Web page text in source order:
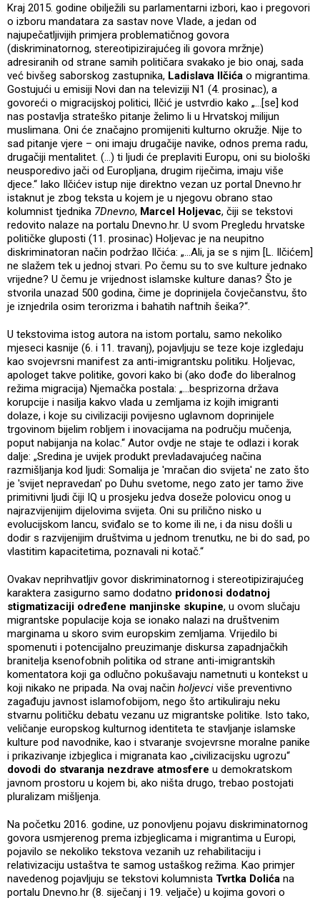
Kraj 2015. godine obilježili su parlamentarni izbori, kao i pregovori
o izboru mandatara za sastav nove Vlade, a jedan od
najupečatljivijih primjera problematičnog govora
(diskriminatornog, stereotipizirajućeg ili govora mržnje)
adresiranih od strane samih političara svakako je bio onaj, sada
već bivšeg saborskog zastupnika, Ladislava Ilčića o migrantima.
Gostujući u emisiji Novi dan na televiziji N1 (4. prosinac), a
govoreći o migracijskoj politici, Ilčić je ustvrdio kako „…[se] kod
nas postavlja strateško pitanje želimo li u Hrvatskoj milijun
muslimana. Oni će značajno promijeniti kulturno okružje. Nije to
sad pitanje vjere – oni imaju drugačije navike, odnos prema radu,
drugačiji mentalitet. (…) ti ljudi će preplaviti Europu, oni su biološki
neusporedivo jači od Europljana, drugim riječima, imaju više
djece.“ Iako Ilčićev istup nije direktno vezan uz portal Dnevno.hr
istaknut je zbog teksta u kojem je u njegovu obrano stao
kolumnist tjednika 7Dnevno, Marcel Holjevac, čiji se tekstovi
redovito nalaze na portalu Dnevno.hr. U svom Pregledu hrvatske
političke gluposti (11. prosinac) Holjevac je na neupitno
diskriminatoran način podržao Ilčića: „...Ali, ja se s njim [L. Ilčićem]
ne slažem tek u jednoj stvari. Po čemu su to sve kulture jednako
vrijedne? U čemu je vrijednost islamske kulture danas? Što je
stvorila unazad 500 godina, čime je doprinijela čovječanstvu, što
je iznjedrila osim terorizma i bahatih naftnih šeika?“.
U tekstovima istog autora na istom portalu, samo nekoliko
mjeseci kasnije (6. i 11. travanj), pojavljuju se teze koje izgledaju
kao svojevrsni manifest za anti-imigrantsku politiku. Holjevac,
apologet takve politike, govori kako bi (ako dođe do liberalnog
režima migracija) Njemačka postala: „…besprizorna država
korupcije i nasilja kakvo vlada u zemljama iz kojih imigranti
dolaze, i koje su civilizaciji povijesno uglavnom doprinijele
trgovinom bijelim robljem i inovacijama na području mučenja,
poput nabijanja na kolac.“ Autor ovdje ne staje te odlazi i korak
dalje: „Sredina je uvijek produkt prevladavajućeg načina
razmišljanja kod ljudi: Somalija je 'mračan dio svijeta' ne zato što
je 'svijet nepravedan' po Duhu svetome, nego zato jer tamo žive
primitivni ljudi čiji IQ u prosjeku jedva doseže polovicu onog u
najrazvijenijim dijelovima svijeta. Oni su prilično nisko u
evolucijskom lancu, sviđalo se to kome ili ne, i da nisu došli u
dodir s razvijenijim društvima u jednom trenutku, ne bi do sad, po
vlastitim kapacitetima, poznavali ni kotač.“
Ovakav neprihvatljiv govor diskriminatornog i stereotipizirajućeg
karaktera zasigurno samo dodatno pridonosi dodatnoj
stigmatizaciji određene manjinske skupine, u ovom slučaju
migrantske populacije koja se ionako nalazi na društvenim
marginama u skoro svim europskim zemljama. Vrijedilo bi
spomenuti i potencijalno preuzimanje diskursa zapadnjačkih
branitelja ksenofobnih politika od strane anti-imigrantskih
komentatora koji ga odlučno pokušavaju nametnuti u kontekst u
koji nikako ne pripada. Na ovaj način holjevci više preventivno
zagađuju javnost islamofobijom, nego što artikuliraju neku
stvarnu političku debatu vezanu uz migrantske politike. Isto tako,
veličanje europskog kulturnog identiteta te stavljanje islamske
kulture pod navodnike, kao i stvaranje svojevrsne moralne panike
i prikazivanje izbjeglica i migranata kao „civilizacijsku ugrozu“
dovodi do stvaranja nezdrave atmosfere u demokratskom
javnom prostoru u kojem bi, ako ništa drugo, trebao postojati
pluralizam mišljenja.
Na početku 2016. godine, uz ponovljenu pojavu diskriminatornog
govora usmjerenog prema izbjeglicama i migrantima u Europi,
pojavilo se nekoliko tekstova vezanih uz rehabilitaciju i
relativizaciju ustaštva te samog ustaškog režima. Kao primjer
navedenog pojavljuju se tekstovi kolumnista Tvrtka Dolića na
portalu Dnevno.hr (8. siječanj i 19. veljače) u kojima govori o